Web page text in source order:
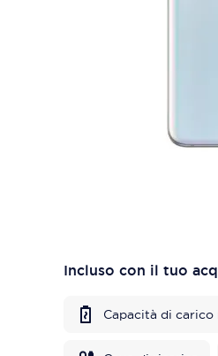
Incluso con il tuo
Capacità di carico